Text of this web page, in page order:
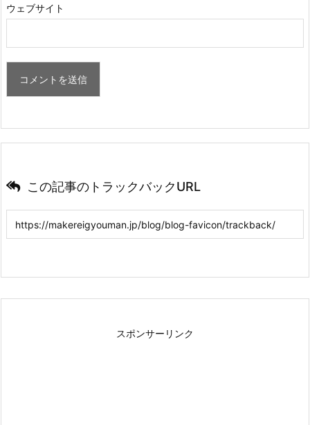
ウェブサイト
この記事のトラックバックURL
スポンサーリンク